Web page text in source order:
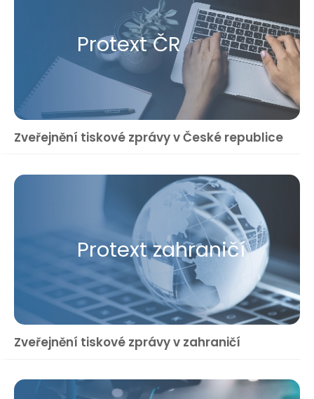
Protext ČR
Zveřejnění tiskové zprávy v České republice
Protext zahraničí
Zveřejnění tiskové zprávy v zahraničí